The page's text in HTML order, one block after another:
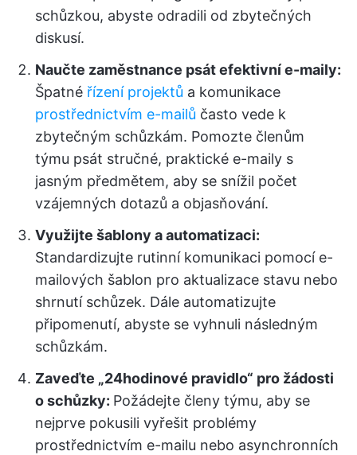
schůzkou, abyste odradili od zbytečných
diskusí.
Naučte zaměstnance psát efektivní e-maily:
Špatné řízení projektů a komunikace
prostřednictvím e-mailů často vede k
zbytečným schůzkám. Pomozte členům
týmu psát stručné, praktické e-maily s
jasným předmětem, aby se snížil počet
vzájemných dotazů a objasňování.
Využijte šablony a automatizaci:
Standardizujte rutinní komunikaci pomocí e-
mailových šablon pro aktualizace stavu nebo
shrnutí schůzek. Dále automatizujte
připomenutí, abyste se vyhnuli následným
schůzkám.
Zaveďte „24hodinové pravidlo“ pro žádosti
o schůzky: Požádejte členy týmu, aby se
nejprve pokusili vyřešit problémy
prostřednictvím e-mailu nebo asynchronních